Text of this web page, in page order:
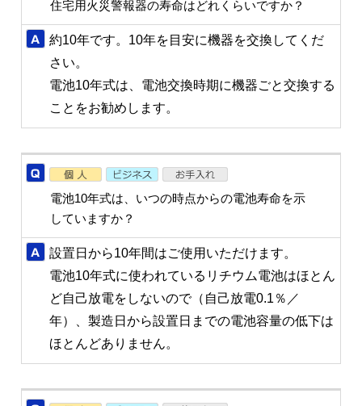
住宅用火災警報器の寿命はどれくらいですか？
約10年です。10年を目安に機器を交換してくだ
さい。
電池10年式は、電池交換時期に機器ごと交換する
ことをお勧めします。
電池10年式は、いつの時点からの電池寿命を示
していますか？
設置日から10年間はご使用いただけます。
電池10年式に使われているリチウム電池はほとん
ど自己放電をしないので（自己放電0.1％／
年）、製造日から設置日までの電池容量の低下は
ほとんどありません。